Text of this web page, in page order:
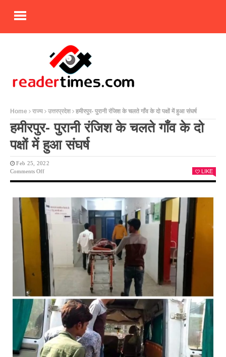
Home राज्य उत्तरप्रदेश हमीरपुर- पुरानी रंजिश के चलते गाँव के दो पक्षों में हुआ संघर्ष
हमीरपुर- पुरानी रंजिश के चलते गाँव के दो
पक्षों में हुआ संघर्ष
Feb 25, 2022
Comments OffOn
के
चलते
गाँव
के
पक्षों
संघर्ष
LIKE